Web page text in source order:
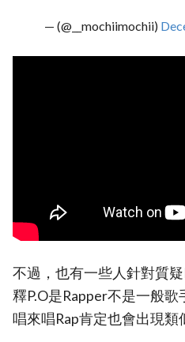
— (@__mochiimochii)
不過，也有一些人針對質
釋P.O是Rapper不是一般
唱來唱Rap肯定也會出現類